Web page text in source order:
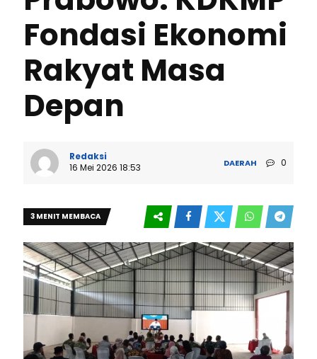
Fondasi Ekonomi
Rakyat Masa
Depan
Redaksi
16 Mei 2026 18:53
DAERAH 0
3 MENIT MEMBACA